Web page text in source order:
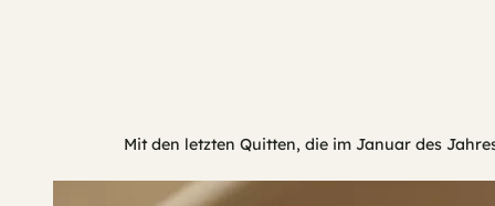
Mit den letzten Quitten, die im Januar des